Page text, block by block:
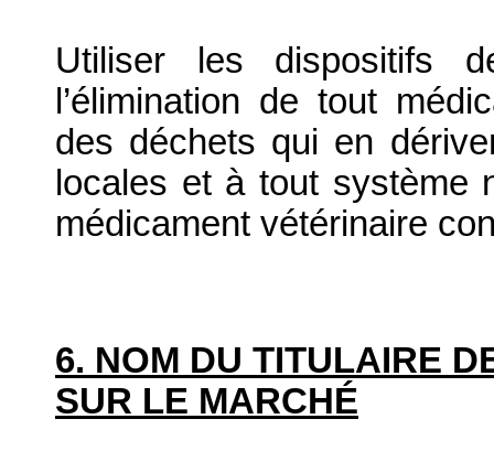
Utiliser les dispositifs
l’élimination de tout
des déchets qui en
locales et à tout système
médicament vétérinaire
6. NOM DU TITULAIRE
SUR LE MARCHÉ